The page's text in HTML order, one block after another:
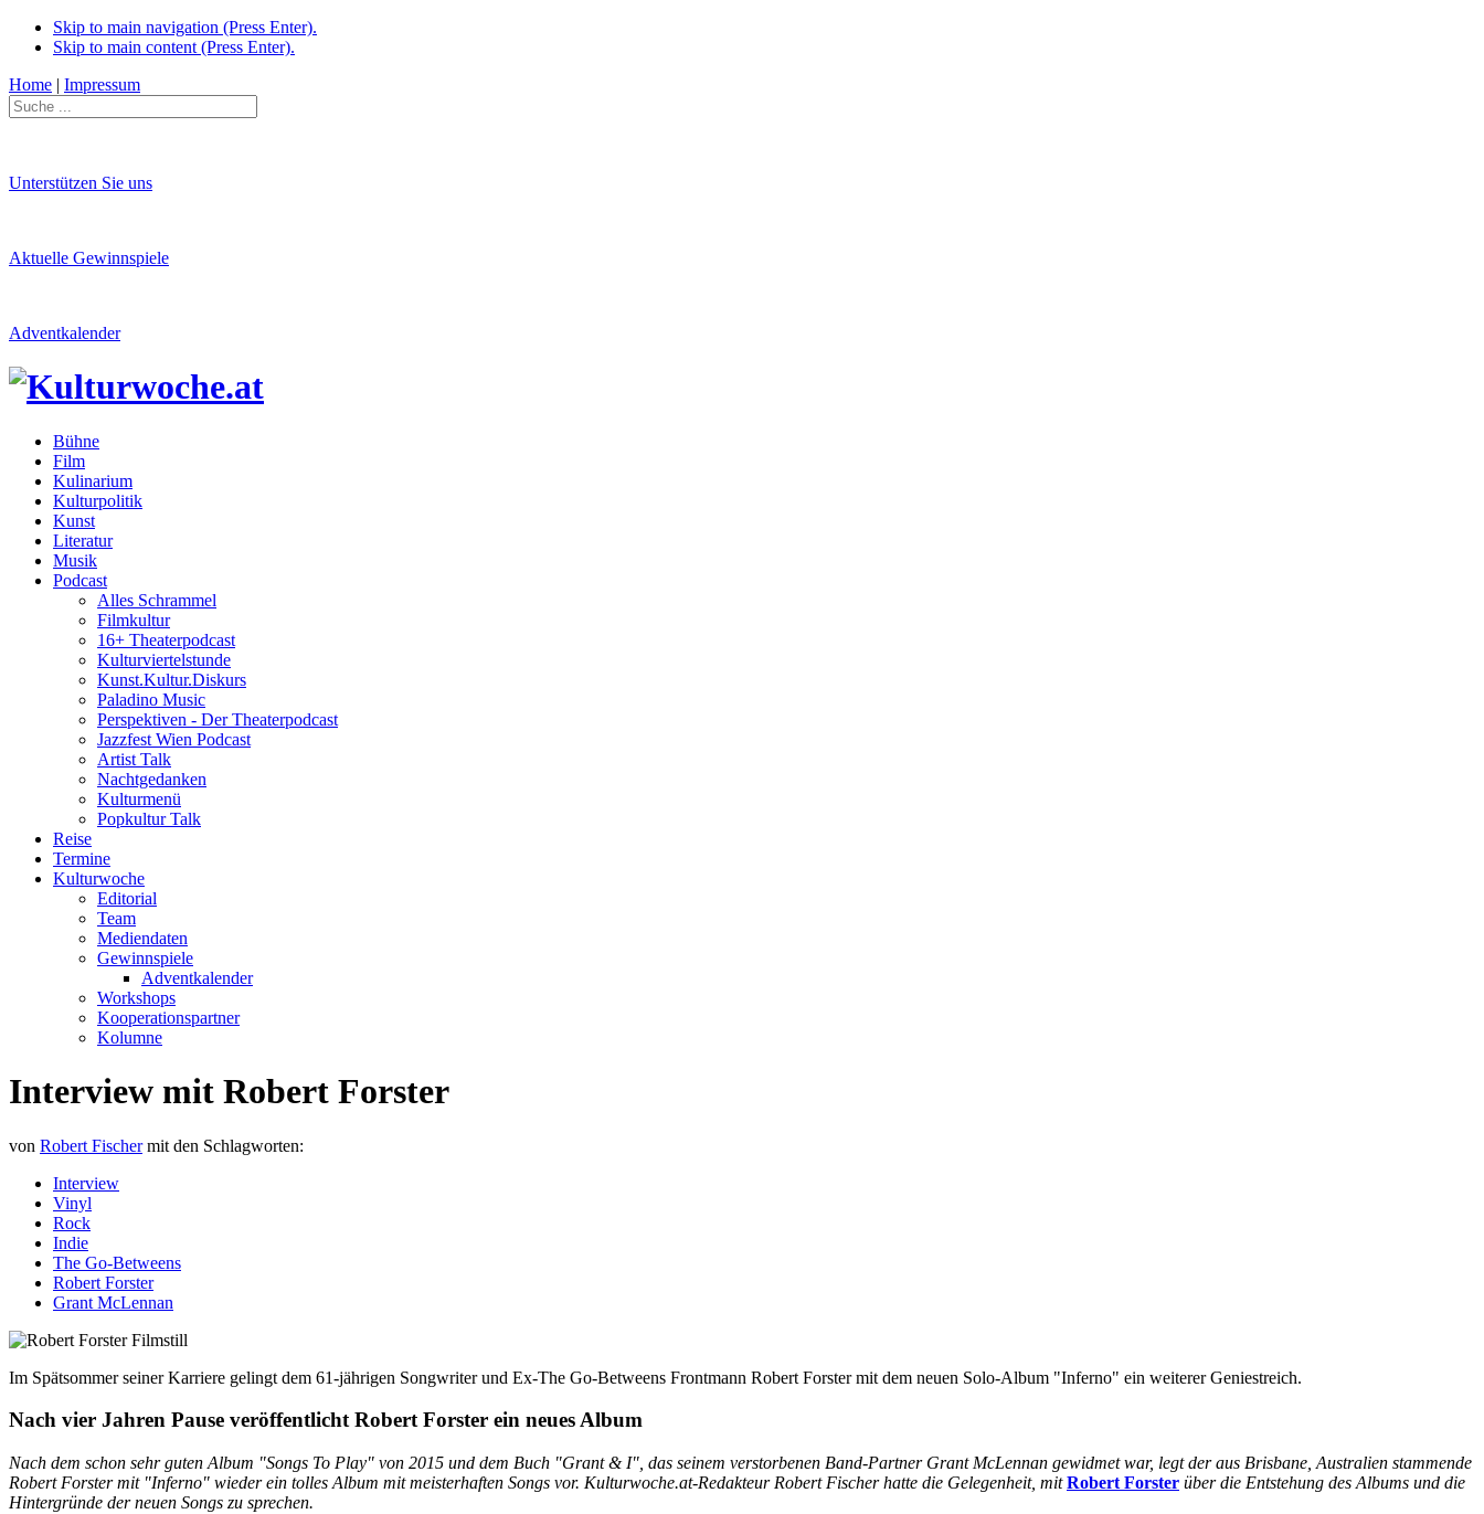
Skip to main navigation (Press Enter).
Skip to main content (Press Enter).
Home | Impressum
Unterstützen Sie uns
Aktuelle Gewinnspiele
Adventkalender
Bühne
Film
Kulinarium
Kulturpolitik
Kunst
Literatur
Musik
Podcast
Alles Schrammel
Filmkultur
16+ Theaterpodcast
Kulturviertelstunde
Kunst.Kultur.Diskurs
Paladino Music
Perspektiven - Der Theaterpodcast
Jazzfest Wien Podcast
Artist Talk
Nachtgedanken
Kulturmenü
Popkultur Talk
Reise
Termine
Kulturwoche
Editorial
Team
Mediendaten
Gewinnspiele
Adventkalender
Workshops
Kooperationspartner
Kolumne
Interview mit Robert Forster
von Robert Fischer mit den Schlagworten:
Interview
Vinyl
Rock
Indie
The Go-Betweens
Robert Forster
Grant McLennan
Im Spätsommer seiner Karriere gelingt dem 61-jährigen Songwriter und Ex-The Go-Betweens Frontmann Robert Forster mit dem neuen Solo-Album "Inferno" ein weiterer Geniestreich.
Nach vier Jahren Pause veröffentlicht Robert Forster ein neues Album
Nach dem schon sehr guten Album "Songs To Play" von 2015 und dem Buch "Grant & I", das seinem verstorbenen Band-Partner Grant McLennan gewidmet war, legt der aus Brisbane, Australien stammende
Robert Forster mit "Inferno" wieder ein tolles Album mit meisterhaften Songs vor. Kulturwoche.at-Redakteur Robert Fischer hatte die Gelegenheit, mit Robert Forster über die Entstehung des Albums und die
Hintergründe der neuen Songs zu sprechen.